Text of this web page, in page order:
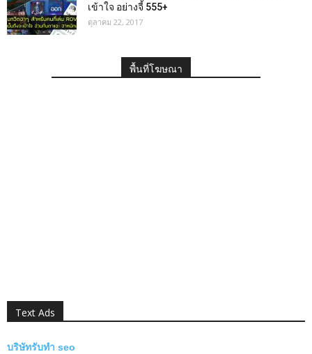
เข้าใจ อย่างจี้ 555+
ตุลาคม 22, 2017
พื้นที่โฆษณา
Text Ads
บริษัทรับทำ seo